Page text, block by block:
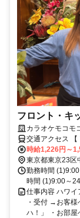
フロント・キ
カラオケモコモ
交通アクセス
「新中野駅2出
時給1,226円～
東京都東京23区
勤務時間
時間 (1)9:00～
仕事内容 ハワ
・受付 →お客様
ハ！」 ・お部屋